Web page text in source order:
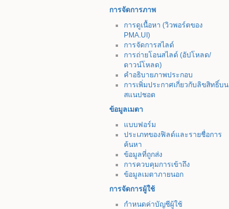
การจัดการภาพ
การดูเนื้อหา (วิวพอร์ตของ
PMA.UI)
การจัดการสไลด์
การถ่ายโอนสไลด์ (อัปโหลด/
ดาวน์โหลด)
คำอธิบายภาพประกอบ
การเพิ่มประกาศเกี่ยวกับลิขสิทธิ์บน
สแนปชอต
ข้อมูลเมตา
แบบฟอร์ม
ประเภทของฟิลด์และรายชื่อการ
ค้นหา
ข้อมูลที่ถูกส่ง
การควบคุมการเข้าถึง
ข้อมูลเมตาภายนอก
การจัดการผู้ใช้
กำหนดค่าบัญชีผู้ใช้